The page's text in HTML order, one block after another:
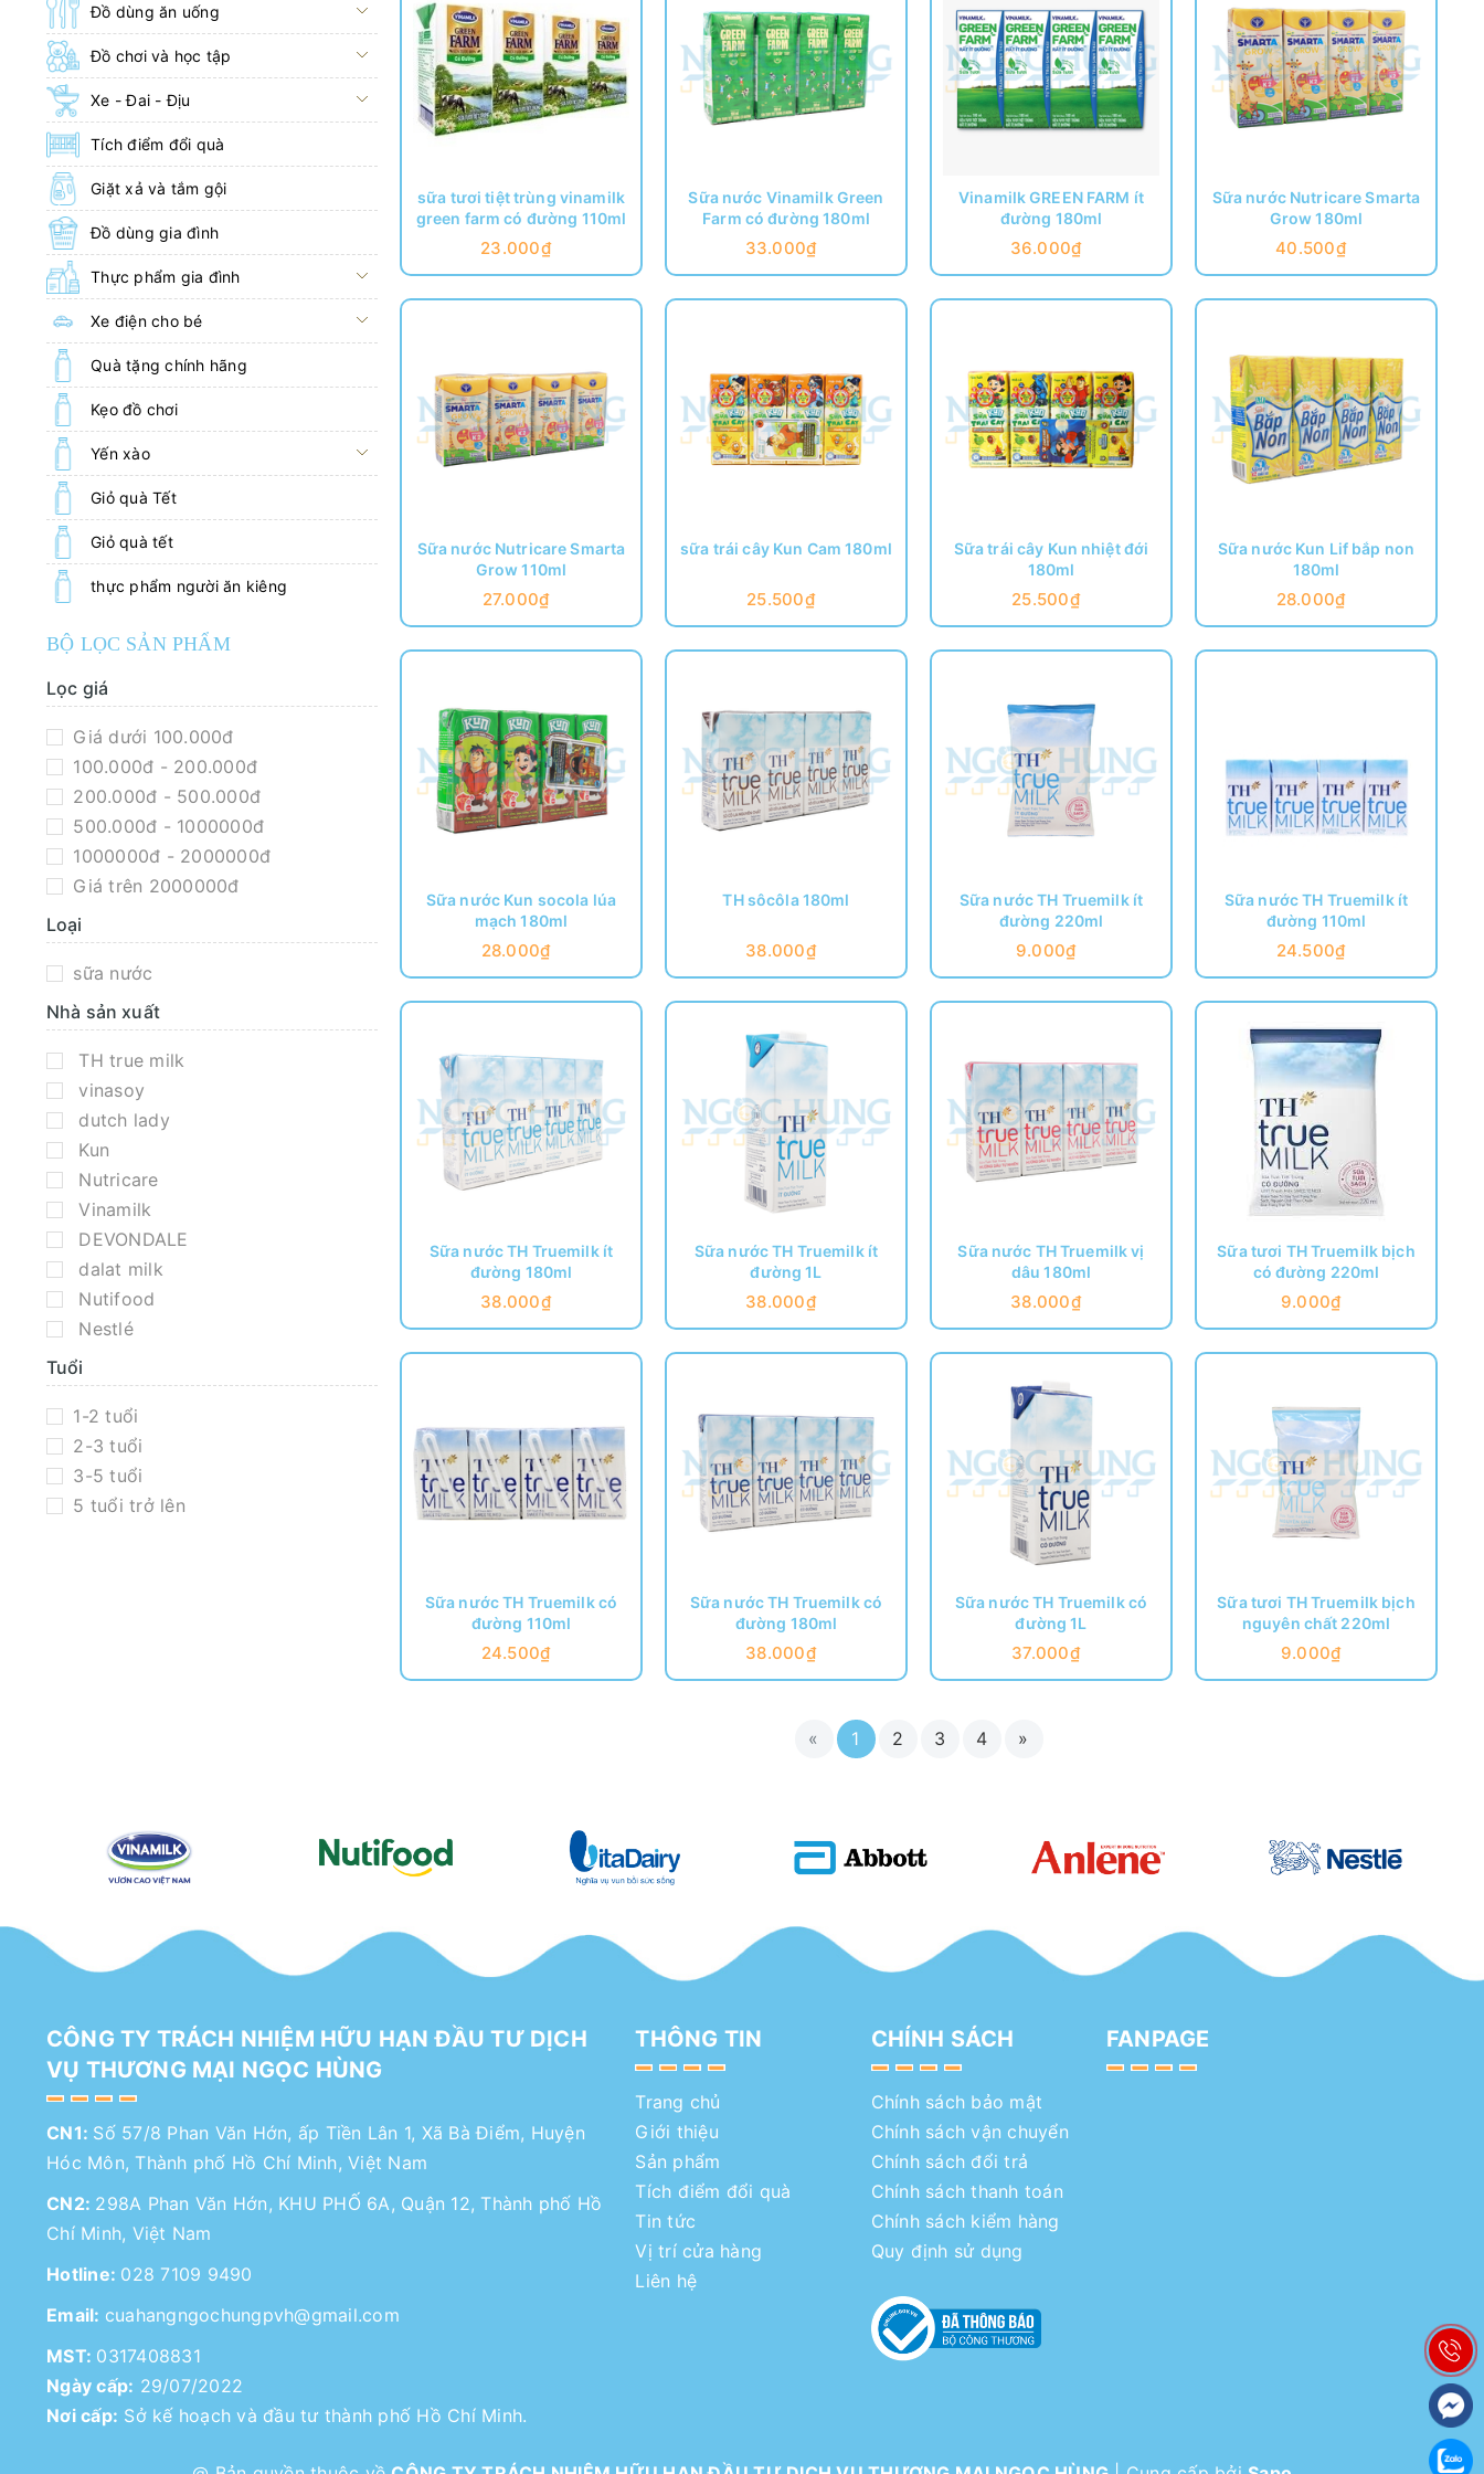
sữa tươi tiệt trùng vinamilk
green farm có đường 110ml
23.000₫
Sữa nước Vinamilk Green
Farm có đường 180ml
33.000₫
Vinamilk GREEN FARM ít
đường 180ml
36.000₫
Sữa nước Nutricare Smarta
Grow 180ml
40.500₫
Sữa nước Nutricare Smarta
Grow 110ml
27.000₫
sữa trái cây Kun Cam 180ml
25.500₫
Sữa trái cây Kun nhiệt đới
180ml
25.500₫
Sữa nước Kun Lif bắp non
180ml
28.000₫
Sữa nước Kun socola lúa
mạch 180ml
28.000₫
TH sôcôla 180ml
38.000₫
Sữa nước TH Truemilk ít
đường 220ml
9.000₫
Sữa nước TH Truemilk ít
đường 110ml
24.500₫
Sữa nước TH Truemilk ít
đường 180ml
38.000₫
Sữa nước TH Truemilk ít
đường 1L
38.000₫
Sữa nước TH Truemilk vị
dâu 180ml
38.000₫
Sữa tươi TH Truemilk bịch
có đường 220ml
9.000₫
Sữa nước TH Truemilk có
đường 110ml
24.500₫
Sữa nước TH Truemilk có
đường 180ml
38.000₫
Sữa nước TH Truemilk có
đường 1L
37.000₫
Sữa tươi TH Truemilk bịch
nguyên chất 220ml
9.000₫
« 1 2 3 4 »
Đồ dùng ăn uống
Đồ chơi và học tập
Xe - Đai - Địu
Tích điểm đổi quà
Giặt xả và tắm gội
Đồ dùng gia đình
Thực phẩm gia đình
Xe điện cho bé
Quà tặng chính hãng
Kẹo đồ chơi
Yến xào
Giỏ quà Tết
Giỏ quà tết
thực phẩm người ăn kiêng
BỘ LỌC SẢN PHẨM
Lọc giá
Giá dưới 100.000đ
100.000đ - 200.000đ
200.000đ - 500.000đ
500.000đ - 1000000đ
1000000đ - 2000000đ
Giá trên 2000000đ
Loại
sữa nước
Nhà sản xuất
TH true milk
vinasoy
dutch lady
Kun
Nutricare
Vinamilk
DEVONDALE
dalat milk
Nutifood
Nestlé
Tuổi
1-2 tuổi
2-3 tuổi
3-5 tuổi
5 tuổi trở lên
CÔNG TY TRÁCH NHIỆM HỮU HẠN ĐẦU TƯ DỊCH
VỤ THƯƠNG MẠI NGỌC HÙNG
CN1: Số 57/8 Phan Văn Hớn, ấp Tiền Lân 1, Xã Bà Điểm, Huyện
Hóc Môn, Thành phố Hồ Chí Minh, Việt Nam
CN2: 298A Phan Văn Hớn, KHU PHỐ 6A, Quận 12, Thành phố Hồ
Chí Minh, Việt Nam
Hotline: 028 7109 9490
Email: cuahangngochungpvh@gmail.com
MST: 0317408831
Ngày cấp: 29/07/2022
Nơi cấp: Sở kế hoạch và đầu tư thành phố Hồ Chí Minh.
THÔNG TIN
Trang chủ
Giới thiệu
Sản phẩm
Tích điểm đổi quà
Tin tức
Vị trí cửa hàng
Liên hệ
CHÍNH SÁCH
Chính sách bảo mật
Chính sách vận chuyển
Chính sách đổi trả
Chính sách thanh toán
Chính sách kiểm hàng
Quy định sử dụng
FANPAGE